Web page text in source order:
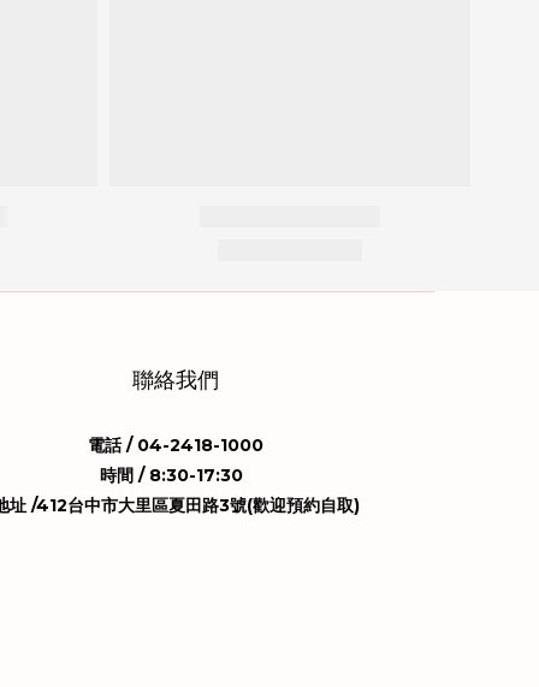
聯絡我們
電話 / 04-2418-1000
時間 / 8:30-17:30
址 /412台中市大里區夏田路3號(歡迎預約自取)